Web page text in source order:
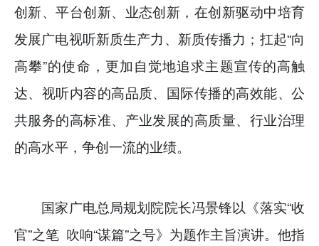
创新、平台创新、业态创新，在创新驱动中培育
发展广电视听新质生产力、新质传播力；扛起“向
高攀”的使命，更加自觉地追求主题宣传的高触
达、视听内容的高品质、国际传播的高效能、公
共服务的高标准、产业发展的高质量、行业治理
的高水平，争创一流的业绩。
国家广电总局规划院院长冯景锋以《落实“收
官”之笔 吹响“谋篇”之号》为题作主旨演讲。他指